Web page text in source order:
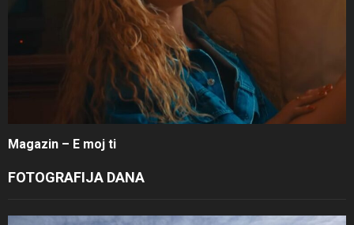
Magazin – E moj ti
FOTOGRAFIJA DANA